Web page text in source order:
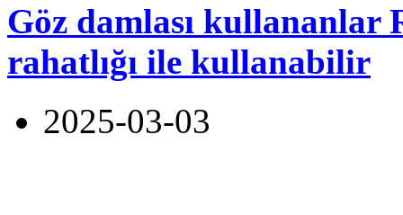
Göz damlası kullananlar
rahatlığı ile kullanabilir
2025-03-03